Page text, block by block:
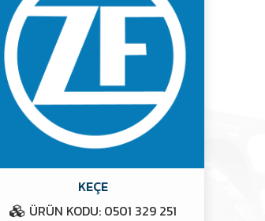
KEÇE
ÜRÜN KODU: 0501 329 251